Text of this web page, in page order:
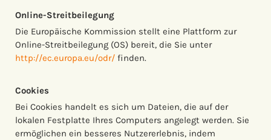
Online-Streitbeilegung
Die Europäische Kommission stellt eine Plattform zur
Online-Streitbeilegung (OS) bereit, die Sie unter
http://ec.europa.eu/odr/ finden.
Cookies
Bei Cookies handelt es sich um Dateien, die auf der
lokalen Festplatte Ihres Computers angelegt werden. Sie
ermöglichen ein besseres Nutzererlebnis, indem